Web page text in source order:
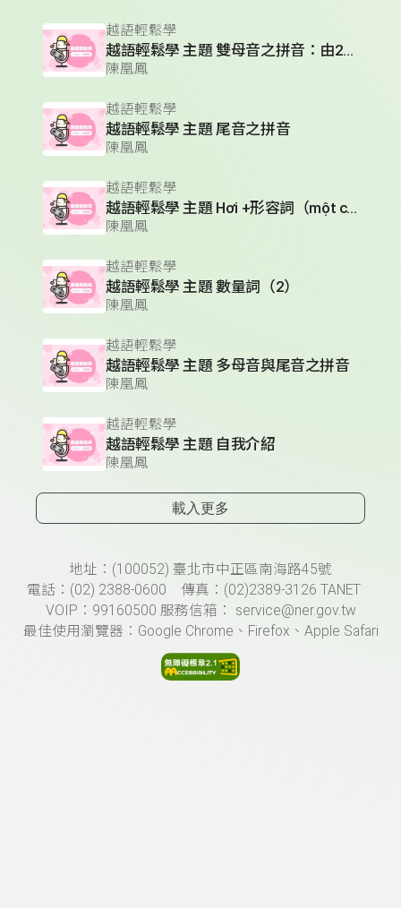
越語輕鬆學
越語輕鬆學 主題 雙母音之拼音：由2個母音組成
陳凰鳳
越語輕鬆學
越語輕鬆學 主題 尾音之拼音
陳凰鳳
越語輕鬆學
越語輕鬆學 主題 Hơi +形容詞（một chút）
陳凰鳳
越語輕鬆學
越語輕鬆學 主題 數量詞（2）
陳凰鳳
越語輕鬆學
越語輕鬆學 主題 多母音與尾音之拼音
陳凰鳳
越語輕鬆學
越語輕鬆學 主題 自我介紹
陳凰鳳
載入更多
頁尾資訊地址：(100052) 臺北市中正區南海路45號
電話：(02) 2388-0600 傳真：(02)2389-3126 TANET
VOIP：99160500 服務信箱： service@ner.gov.tw
最佳使用瀏覽器：Google Chrome、Firefox、Apple Safari